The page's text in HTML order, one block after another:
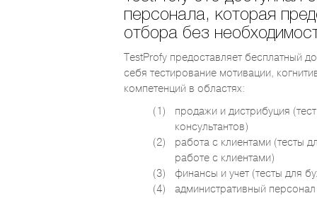
персонала, которая
отбора без
TestProfy предоставляет бесплатный
себя тестирование мотивации,
компетенций в областях:
продажи и дистрибуция
консультантов)
работа с клиентами (тесты
работе с клиентами)
финансы и учет (тесты для
административный